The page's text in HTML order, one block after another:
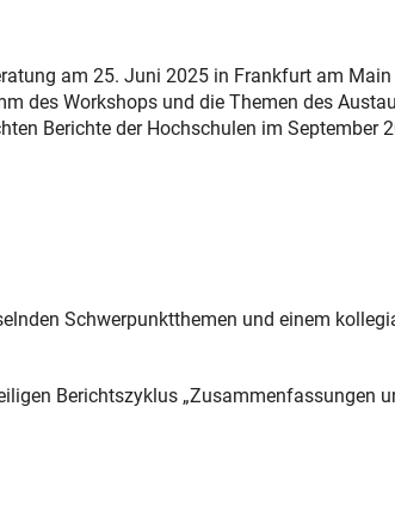
am 25. Juni 2025 in Frankfurt am Main
des Workshops und die Themen des
Berichte der Hochschulen im September
Schwerpunktthemen und einem
Berichtszyklus „Zusammenfassungen